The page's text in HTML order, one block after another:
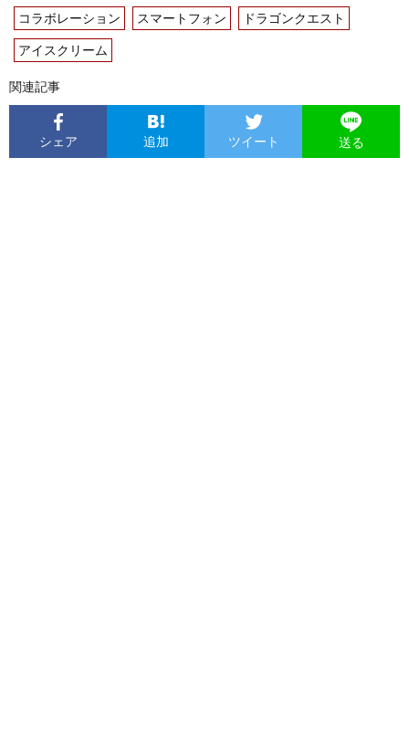
コラボレーション スマートフォン ドラゴンクエスト
アイスクリーム
関連記事
シェア 追加 ツイート 送る